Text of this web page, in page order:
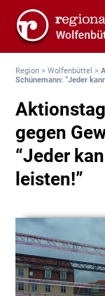
Region >Wolfenbüttel >
Schünemann: “Jeder
gegen
“Jeder
leisten!”